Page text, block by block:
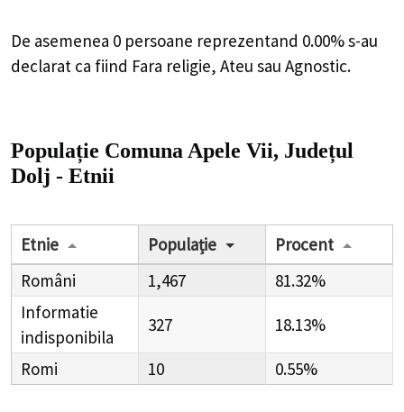
De asemenea 0 persoane reprezentand 0.00% s-au
declarat ca fiind Fara religie, Ateu sau Agnostic.
Populație Comuna Apele Vii, Județul
Dolj - Etnii
Etnie Populație
Procent
Români
1,467
81.32%
Informatie
indisponibila
327 18.13%
Romi 10 0.55%